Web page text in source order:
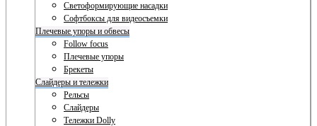
Светоформирующие насадки
Софтбоксы для видеосъемки
Плечевые упоры и обвесы
Follow focus
Плечевые упоры
Брекеты
Слайдеры и тележки
Рельсы
Слайдеры
Тележки Dolly